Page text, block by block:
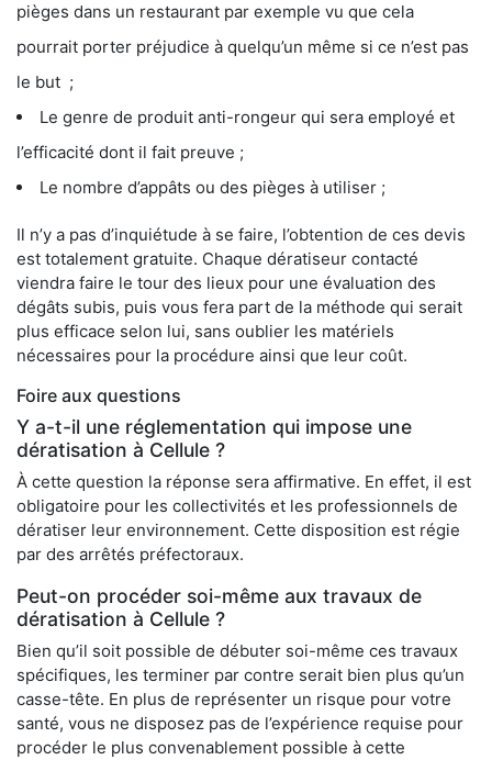
pièges dans un restaurant par exemple vu que cela
pourrait porter préjudice à quelqu’un même si ce n’est pas
le but ;
Le genre de produit anti-rongeur qui sera employé et
l’efficacité dont il fait preuve ;
Le nombre d’appâts ou des pièges à utiliser ;
Il n’y a pas d’inquiétude à se faire, l’obtention de ces devis
est totalement gratuite. Chaque dératiseur contacté
viendra faire le tour des lieux pour une évaluation des
dégâts subis, puis vous fera part de la méthode qui serait
plus efficace selon lui, sans oublier les matériels
nécessaires pour la procédure ainsi que leur coût.
Foire aux questions
Y a-t-il une réglementation qui impose une
dératisation à Cellule ?
À cette question la réponse sera affirmative. En effet, il est
obligatoire pour les collectivités et les professionnels de
dératiser leur environnement. Cette disposition est régie
par des arrêtés préfectoraux.
Peut-on procéder soi-même aux travaux de
dératisation à Cellule ?
Bien qu’il soit possible de débuter soi-même ces travaux
spécifiques, les terminer par contre serait bien plus qu’un
casse-tête. En plus de représenter un risque pour votre
santé, vous ne disposez pas de l’expérience requise pour
procéder le plus convenablement possible à cette